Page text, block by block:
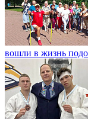
вошли в жизнь